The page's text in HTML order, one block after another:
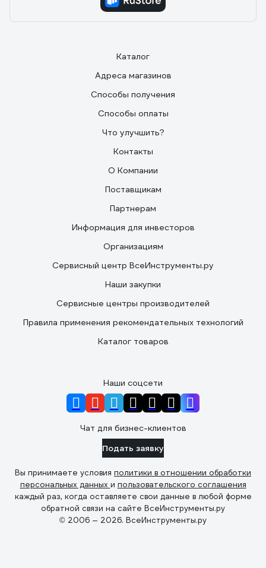
Каталог
Адреса магазинов
Способы получения
Способы оплаты
Что улучшить?
Контакты
О Компании
Поставщикам
Партнерам
Информация для инвесторов
Организациям
Сервисный центр ВсеИнструменты.ру
Наши закупки
Сервисные центры производителей
Правила применения рекомендательных технологий
Каталог товаров
Наши соцсети
Чат для бизнес-клиентов
Подать заявку
Вы принимаете условия политики в отношении обработки
персональных данных и пользовательского соглашения
каждый раз, когда оставляете свои данные в любой форме
обратной связи на сайте ВсеИнструменты.ру
© 2006 — 2026. ВсеИнструменты.ру